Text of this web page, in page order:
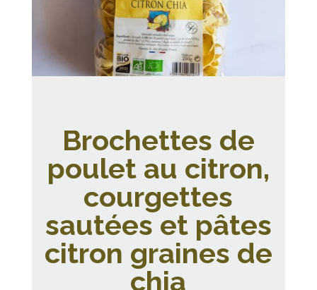
Brochettes de
poulet au citron,
courgettes
sautées et pâtes
citron graines de
chia